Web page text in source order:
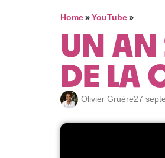
Home»YouTube»
UN AN
DE LA
Olivier Gruère27